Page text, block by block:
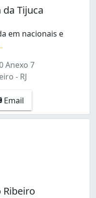
Tijuca
em nacionais e
Anexo 7
- RJ
Email